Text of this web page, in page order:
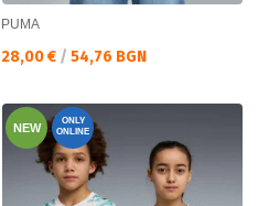
PUMA
Текуща цена:
28,00 € / 54,76 BGN
NEW
ONLY
ONLINE